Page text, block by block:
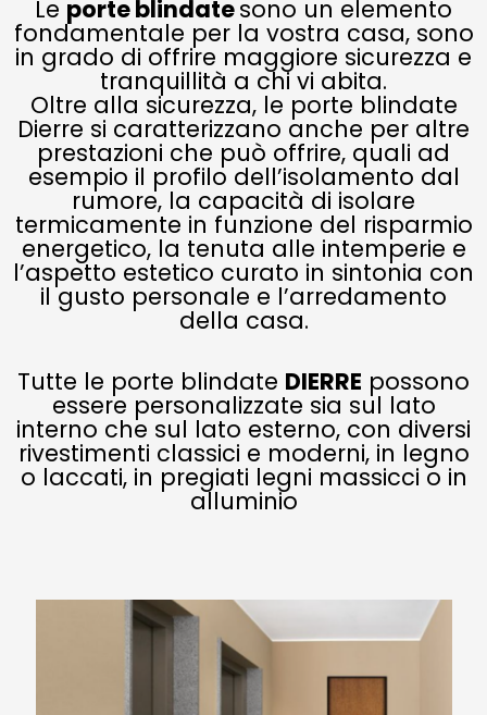
Le porte blindatesono un elemento
fondamentale per la vostra casa, sono
in grado di offrire maggiore sicurezza e
tranquillità a chi vi abita.
Oltre alla sicurezza, le porte blindate
Dierre si caratterizzano anche per altre
prestazioni che può offrire, quali ad
esempio il profilo dell’isolamento dal
rumore, la capacità di isolare
termicamente in funzione del risparmio
energetico, la tenuta alle intemperie e
l’aspetto estetico curato in sintonia con
il gusto personale e l’arredamento
della casa.
Tutte le porte blindate DIERRE possono
essere personalizzate sia sul lato
interno che sul lato esterno, con diversi
rivestimenti classici e moderni, in legno
o laccati, in pregiati legni massicci o in
alluminio